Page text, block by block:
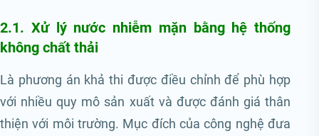
2.1. Xử lý nước nhiễm mặn bằng hệ thống
không chất thải
Là phương án khả thi được điều chỉnh để phù hợp
với nhiều quy mô sản xuất và được đánh giá thân
thiện với môi trường. Mục đích của công nghệ đưa